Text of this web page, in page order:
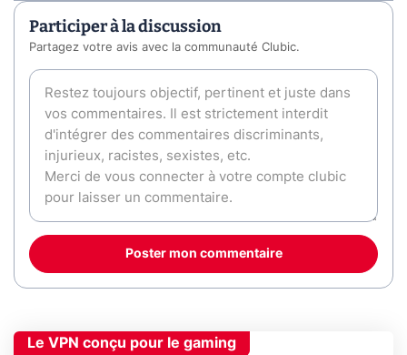
Participer à la discussion
Partagez votre avis avec la communauté Clubic.
Poster mon commentaire
Le VPN conçu pour le gaming